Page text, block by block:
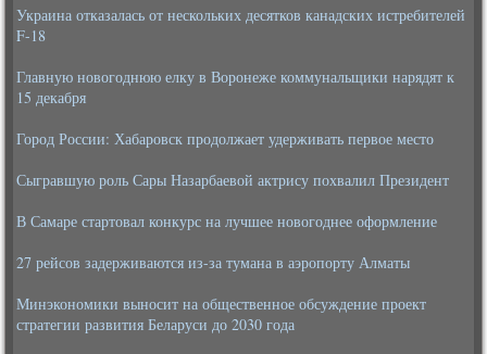
Украина отказалась от нескольких десятков канадских истребителей
F-18
Главную новогоднюю елку в Воронеже коммунальщики нарядят к
15 декабря
Город России: Хабаровск продолжает удерживать первое место
Сыгравшую роль Сары Назарбаевой актрису похвалил Президент
В Самаре стартовал конкурс на лучшее новогоднее оформление
27 рейсов задерживаются из-за тумана в аэропорту Алматы
Минэкономики выносит на общественное обсуждение проект
стратегии развития Беларуси до 2030 года